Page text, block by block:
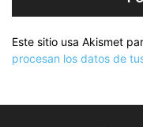
Este sitio usa Akismet
procesan los datos de